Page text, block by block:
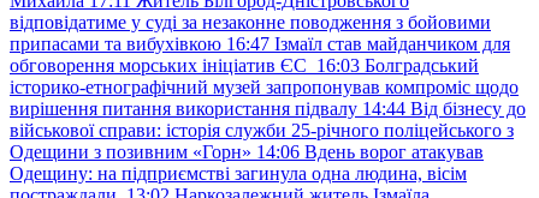
відповідатиме у суді за незаконне поводження з бойовими
припасами та вибухівкою 16:47 Ізмаїл став майданчиком для
обговорення морських ініціатив ЄС 16:03 Болградський
історико-етнографічний музей запропонував компроміс щодо
вирішення питання використання підвалу 14:44 Від бізнесу до
військової справи: історія служби 25-річного поліцейського з
Одещини з позивним «Горн» 14:06 Вдень ворог атакував
Одещину: на підприємстві загинула одна людина, вісім